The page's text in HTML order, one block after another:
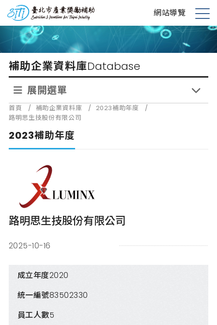
到
內
台北市產業獎勵補助 網站導覽
展
單
補助企業資料庫Database
展開選單
首頁 / 補助企業資料庫 / 2023補助年度
/
路明思生技股份有限公司
2023補助年度
路明思生技股份有限公司
2025-10-16
成立年度2020
統一編號83502330
員工人數5